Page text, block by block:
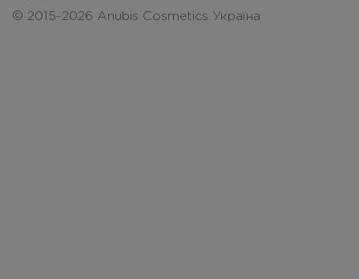
© 2015-2026 Anubis Cosmetics Україна